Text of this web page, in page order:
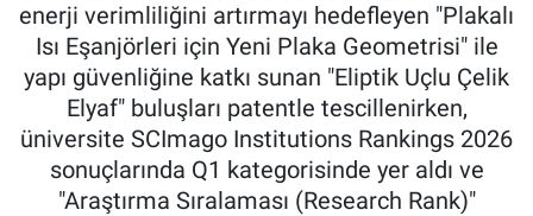
enerji verimliliğini artırmayı hedefleyen "Plakalı
Isı Eşanjörleri için Yeni Plaka Geometrisi" ile
yapı güvenliğine katkı sunan "Eliptik Uçlu Çelik
Elyaf" buluşları patentle tescillenirken,
üniversite SCImago Institutions Rankings 2026
sonuçlarında Q1 kategorisinde yer aldı ve
"Araştırma Sıralaması (Research Rank)"
EĞİTİM
KÜLTÜR - SANAT